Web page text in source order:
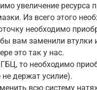
увеличение ресурса
Из всего этого
необходимо
вам заменили втулки
это так у нас.
то необходимо
держат усилие).
всю систему